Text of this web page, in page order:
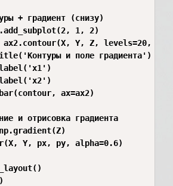
+ градиент (снизу)
1, 2)
ax2.contour(X, Y, Z, levels=20,
и поле градиента')
ax=ax2)
и отрисовка градиента
Y, px, py, alpha=0.6)